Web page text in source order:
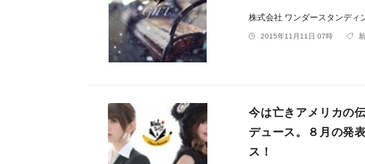
株式会社 ワンダースタンディ
2015年11月11日 07時
今は亡きアメリカの
デュース。８月の発
ス！